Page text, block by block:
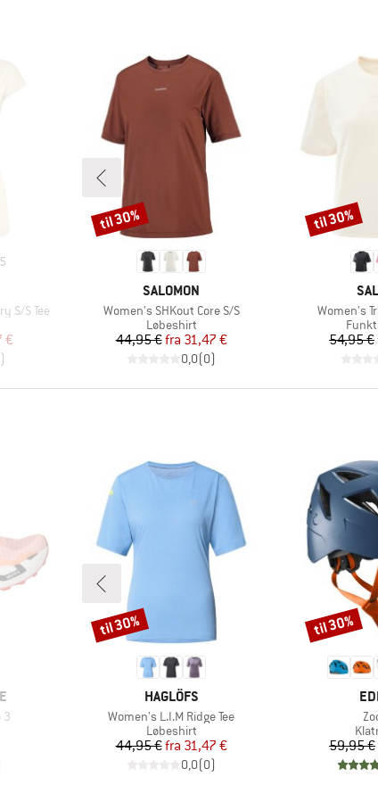
5
S/S Tee
€
)
MÆRKE
SALOMON
Artikel
Women's SHKout Core S/S
Produktgruppe
Løbeshirt
Pris
44,95 € Nedsat pris
fra 31,47 €
0,0(0)
Rabat
til 30%
Artikel
Women's
54,95 €
Rabat
til 30%
3
MÆRKE
HAGLÖFS
Artikel
Women's L.I.M Ridge Tee
Produktgruppe
Løbeshirt
Pris
44,95 € Nedsat pris
fra 31,47 €
0,0(0)
Rabat
til 30%
59,95 €
Rabat
til 30%